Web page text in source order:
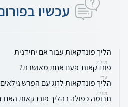
עכשיו
הליך פונדקאות עבור אם יחידנית
איילת
פונדקאות-פעם אחת מאושרת?
עדי
הליך פונדקאות לזוג עם הפרש
אורית
תרומה כפולה בהליך פונדקאות האם